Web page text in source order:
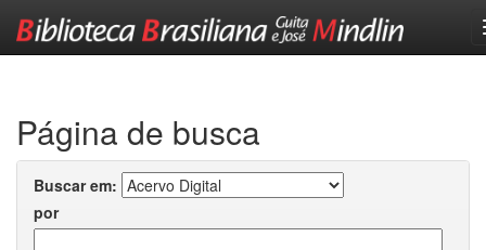
Página de busca
Buscar em:
por